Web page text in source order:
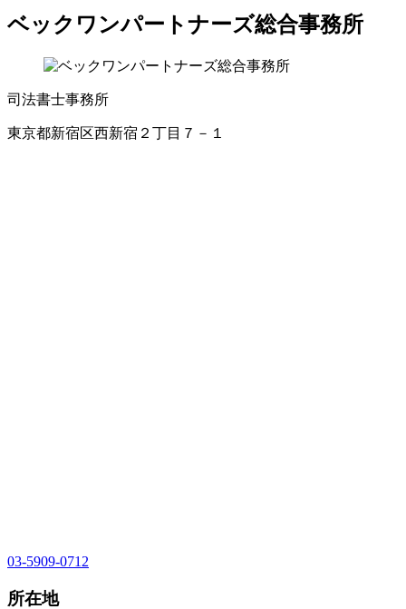
ベックワンパートナーズ総合事務所
司法書士事務所
東京都新宿区西新宿２丁目７－１
03-5909-0712
所在地